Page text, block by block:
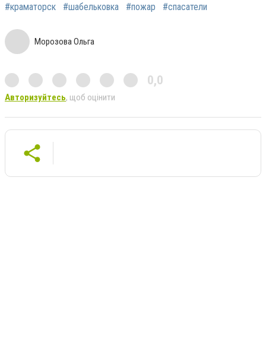
#краматорск #шабельковка #пожар #спасатели
Морозова Ольга
0,0
Авторизуйтесь, щоб оцінити